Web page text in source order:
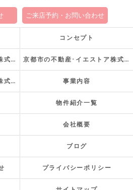
ご来店予約・お問い合わせ
コンセプト
京都市の不動産･イエストア株式会社の口コミ情報 京都市の不動産･イエストア株式会社の評判
京都市の不動産･イエストア株式会社のお客様の声 事業内容
物件紹介一覧
会社概要
ブログ
プライバシーポリシー